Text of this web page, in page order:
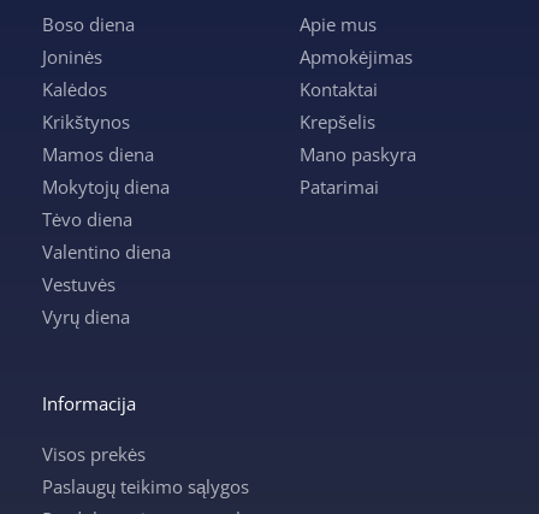
Boso diena
Joninės
Kalėdos
Krikštynos
Mamos diena
Mokytojų diena
Tėvo diena
Valentino diena
Vestuvės
Vyrų diena
Apie mus
Apmokėjimas
Kontaktai
Krepšelis
Mano paskyra
Patarimai
Informacija
Visos prekės
Paslaugų teikimo sąlygos